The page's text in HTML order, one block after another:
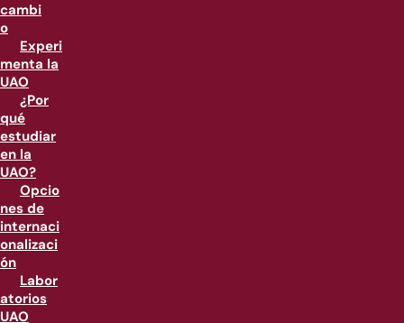
cambi
o
Experi
menta la
UAO
¿Por
qué
estudiar
en la
UAO?
Opcio
nes de
internaci
onalizaci
ón
Labor
atorios
UAO